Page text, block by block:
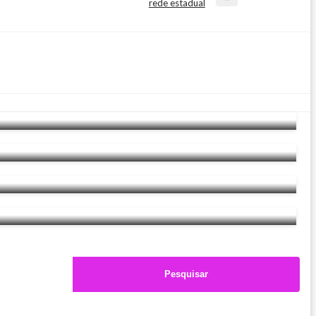
rede estadual
Pesquisar